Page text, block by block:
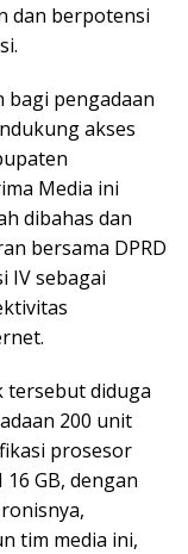
dan berpotensi
bagi pengadaan
akses
Media ini
dibahas dan
bersama DPRD
IV sebagai
tersebut diduga
200 unit
prosesor
GB, dengan
tim media ini,